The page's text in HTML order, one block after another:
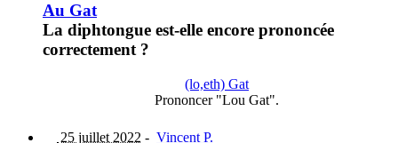
Au Gat
La diphtongue est-elle encore prononcée
correctement ?
(lo,eth) Gat
Prononcer "Lou Gat".
25 juillet 2022 - Vincent P.